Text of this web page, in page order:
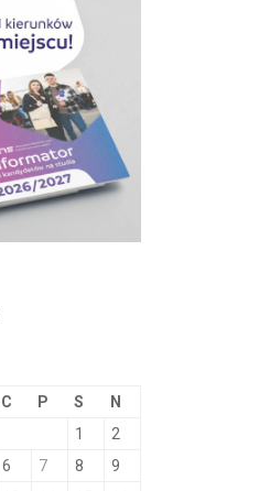
C P S N
1
2
6 7 8
9